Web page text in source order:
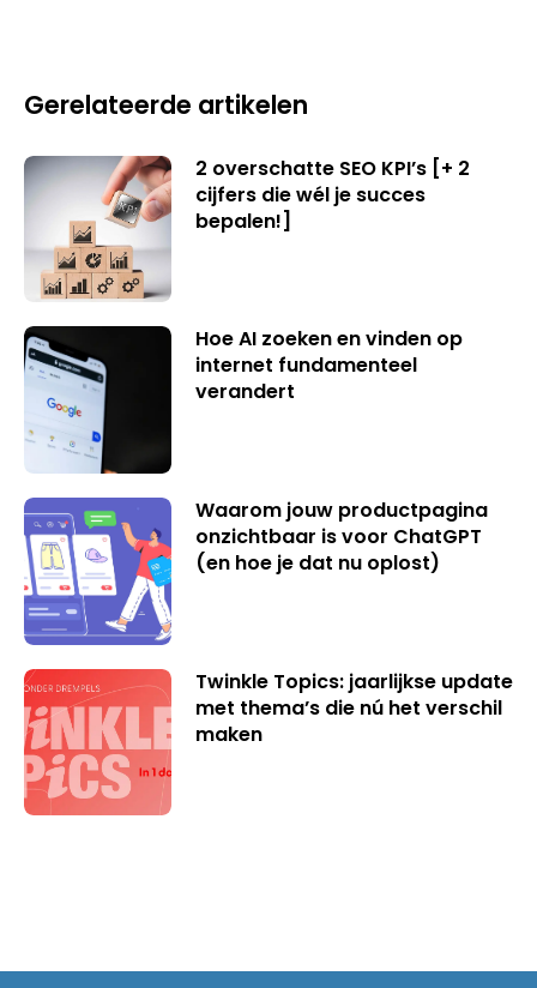
Gerelateerde artikelen
2 overschatte SEO KPI’s [+ 2
cijfers die wél je succes
bepalen!]
Hoe AI zoeken en vinden op
internet fundamenteel
verandert
Waarom jouw productpagina
onzichtbaar is voor ChatGPT
(en hoe je dat nu oplost)
Twinkle Topics: jaarlijkse update
met thema’s die nú het verschil
maken